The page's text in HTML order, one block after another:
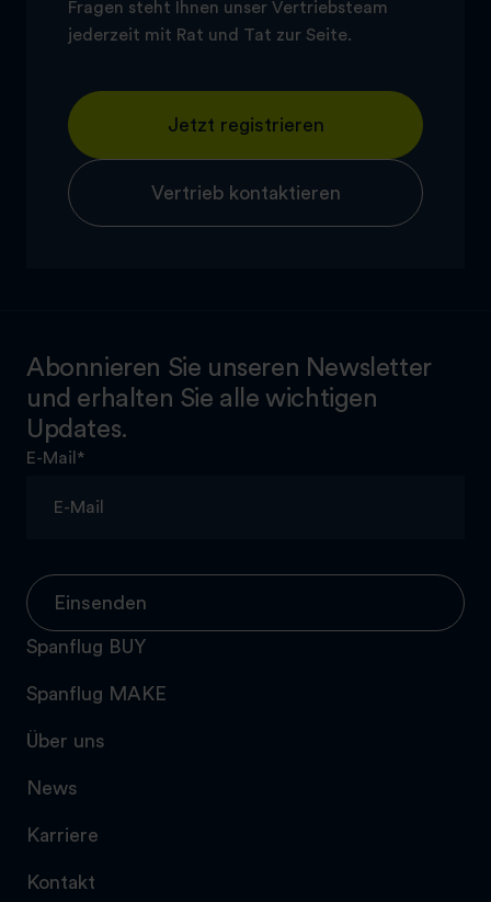
Fragen steht Ihnen unser Vertriebsteam
jederzeit mit Rat und Tat zur Seite.
Jetzt registrieren
Vertrieb kontaktieren
Abonnieren Sie unseren Newsletter
und erhalten Sie alle wichtigen
Updates.
E-Mail *
Einsenden
Spanflug BUY
Spanflug MAKE
Über uns
News
Karriere
Kontakt